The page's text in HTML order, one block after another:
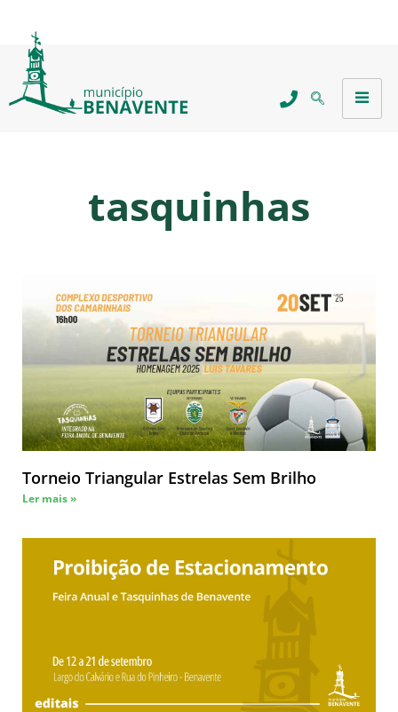
tasquinhas
Torneio Triangular Estrelas Sem Brilho
Ler mais »